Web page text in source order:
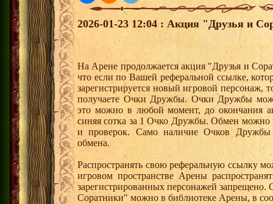
2026-01-23 12:04 : Акция "Друзья и
На Арене продолжается акция "Друзья и
что если по Вашей реферальной ссылке,
зарегистрируется новый игровой
получаете Очки Дружбы. Очки Дружбы
это можно в любой момент, до окончания
синяя сотка за 1 Очко Дружбы. Обмен можно
и проверок. Само наличие Очков Дружбы
обмена.
Распространять свою реферальную ссылку
игровом пространстве Арены
зарегистрированных персонажей
Соратники" можно в библиотеке Арены, в